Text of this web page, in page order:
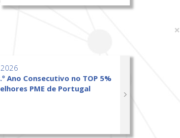
×
2026
Ano Consecutivo no TOP 5%
PME de Portugal